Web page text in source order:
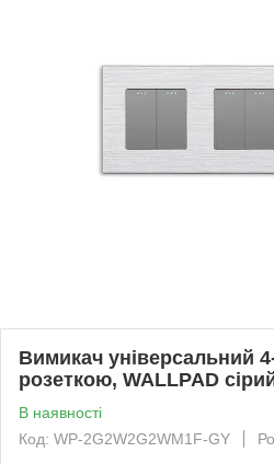
Вимикач універсальний
розеткою, WALLPAD
В наявності
Код: WP-2G2W2G2WM1F-GY